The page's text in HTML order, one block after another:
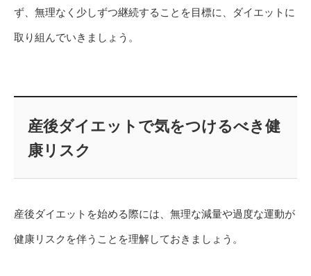
ず、無理なく少しずつ継続することを目標に、ダイエットに
取り組んでいきましょう。
産後ダイエットで気をつけるべき健
康リスク
産後ダイエットを始める際には、無理な減量や過度な運動が
健康リスクを伴うことを理解しておきましょう。